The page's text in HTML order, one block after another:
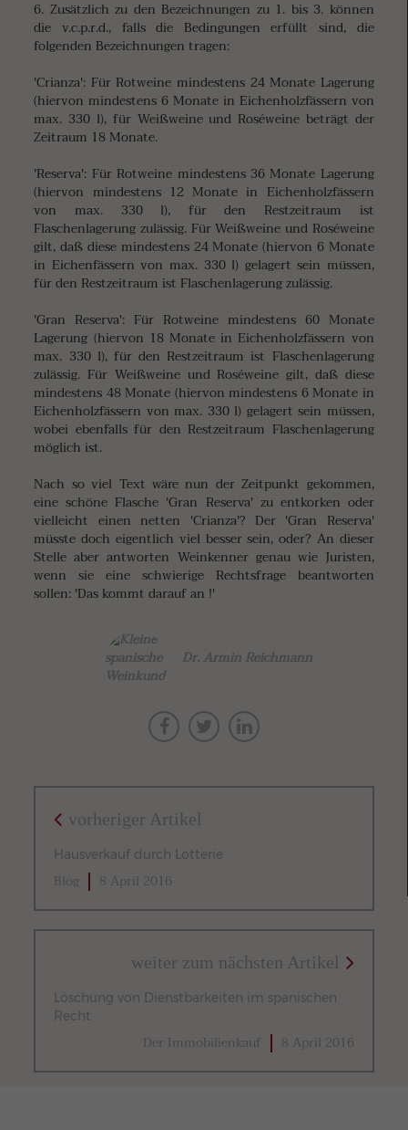
6. Zusätzlich zu den Bezeichnungen zu 1. bis 3. können
die v.c.p.r.d., falls die Bedingungen erfüllt sind, die
folgenden Bezeichnungen tragen:
'Crianza': Für Rotweine mindestens 24 Monate Lagerung
(hiervon mindestens 6 Monate in Eichenholzfässern von
max. 330 l), für Weißweine und Roséweine beträgt der
Zeitraum 18 Monate.
'Reserva': Für Rotweine mindestens 36 Monate Lagerung
(hiervon mindestens 12 Monate in Eichenholzfässern
von max. 330 l), für den Restzeitraum ist
Flaschenlagerung zulässig. Für Weißweine und Roséweine
gilt, daß diese mindestens 24 Monate (hiervon 6 Monate
in Eichenfässern von max. 330 l) gelagert sein müssen,
für den Restzeitraum ist Flaschenlagerung zulässig.
'Gran Reserva': Für Rotweine mindestens 60 Monate
Lagerung (hiervon 18 Monate in Eichenholzfässern von
max. 330 l), für den Restzeitraum ist Flaschenlagerung
zulässig. Für Weißweine und Roséweine gilt, daß diese
mindestens 48 Monate (hiervon mindestens 6 Monate in
Eichenholzfässern von max. 330 l) gelagert sein müssen,
wobei ebenfalls für den Restzeitraum Flaschenlagerung
möglich ist.
Nach so viel Text wäre nun der Zeitpunkt gekommen,
eine schöne Flasche 'Gran Reserva' zu entkorken oder
vielleicht einen netten 'Crianza'? Der 'Gran Reserva'
müsste doch eigentlich viel besser sein, oder? An dieser
Stelle aber antworten Weinkenner genau wie Juristen,
wenn sie eine schwierige Rechtsfrage beantworten
sollen: 'Das kommt darauf an !'
Dr. Armin Reichmann
vorheriger Artikel
Hausverkauf durch Lotterie
Blog 8 April 2016
weiter zum nächsten Artikel
Löschung von Dienstbarkeiten im spanischen
Recht
Der Immobilienkauf 8 April 2016